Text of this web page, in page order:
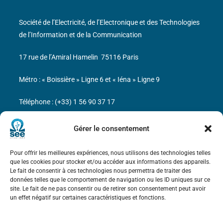
Gérer le consentement
Pour offrir les meilleures expériences, nous utilisons des technologies telles
que les cookies pour stocker et/ou accéder aux informations des appareils.
Le fait de consentir à ces technologies nous permettra de traiter des
données telles que le comportement de navigation ou les ID uniques sur ce
site. Le fait de ne pas consentir ou de retirer son consentement peut avoir
un effet négatif sur certaines caractéristiques et fonctions.
Bicentenaire des découvertes d’André-
Marie Ampère
Mentions légales
Société de l’Electricité, de l’Electronique et des Technologies
de l’Information et de la Communication
17 rue de l’Amiral Hamelin 75116 Paris
Métro : « Boissière » Ligne 6 et « Iéna » Ligne 9
Téléphone : (+33) 1 56 90 37 17
N° de SIREN : 785 393 232, Code APE : 9412Z TVA intra-
communautaire : FR44 785 393 232